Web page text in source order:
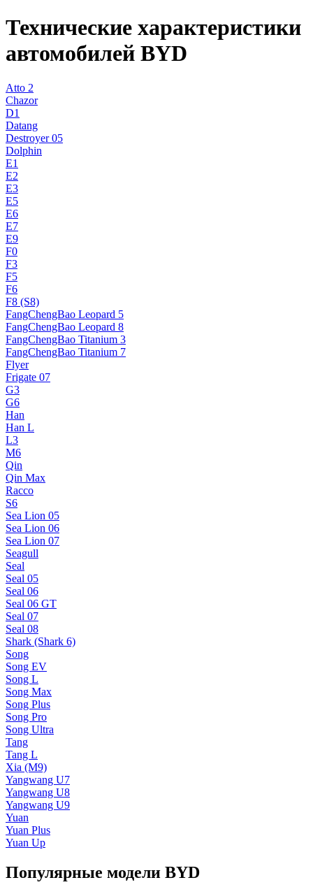
Технические характеристики
автомобилей BYD
Atto 2
Chazor
D1
Datang
Destroyer 05
Dolphin
E1
E2
E3
E5
E6
E7
E9
F0
F3
F5
F6
F8 (S8)
FangChengBao Leopard 5
FangChengBao Leopard 8
FangChengBao Titanium 3
FangChengBao Titanium 7
Flyer
Frigate 07
G3
G6
Han
Han L
L3
M6
Qin
Qin Max
Racco
S6
Sea Lion 05
Sea Lion 06
Sea Lion 07
Seagull
Seal
Seal 05
Seal 06
Seal 06 GT
Seal 07
Seal 08
Shark (Shark 6)
Song
Song EV
Song L
Song Max
Song Plus
Song Pro
Song Ultra
Tang
Tang L
Xia (M9)
Yangwang U7
Yangwang U8
Yangwang U9
Yuan
Yuan Plus
Yuan Up
Популярные модели BYD